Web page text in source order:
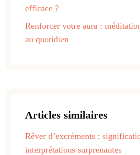
efficace ?
Renforcer votre aura :
au quotidien
Articles similaires
Rêver d’excréments :
interprétations surprenantes